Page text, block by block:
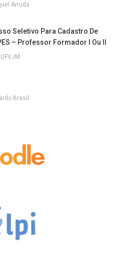
Arruda
Seletivo Para Cadastro De
– Professor Formador I Ou II
Brasil